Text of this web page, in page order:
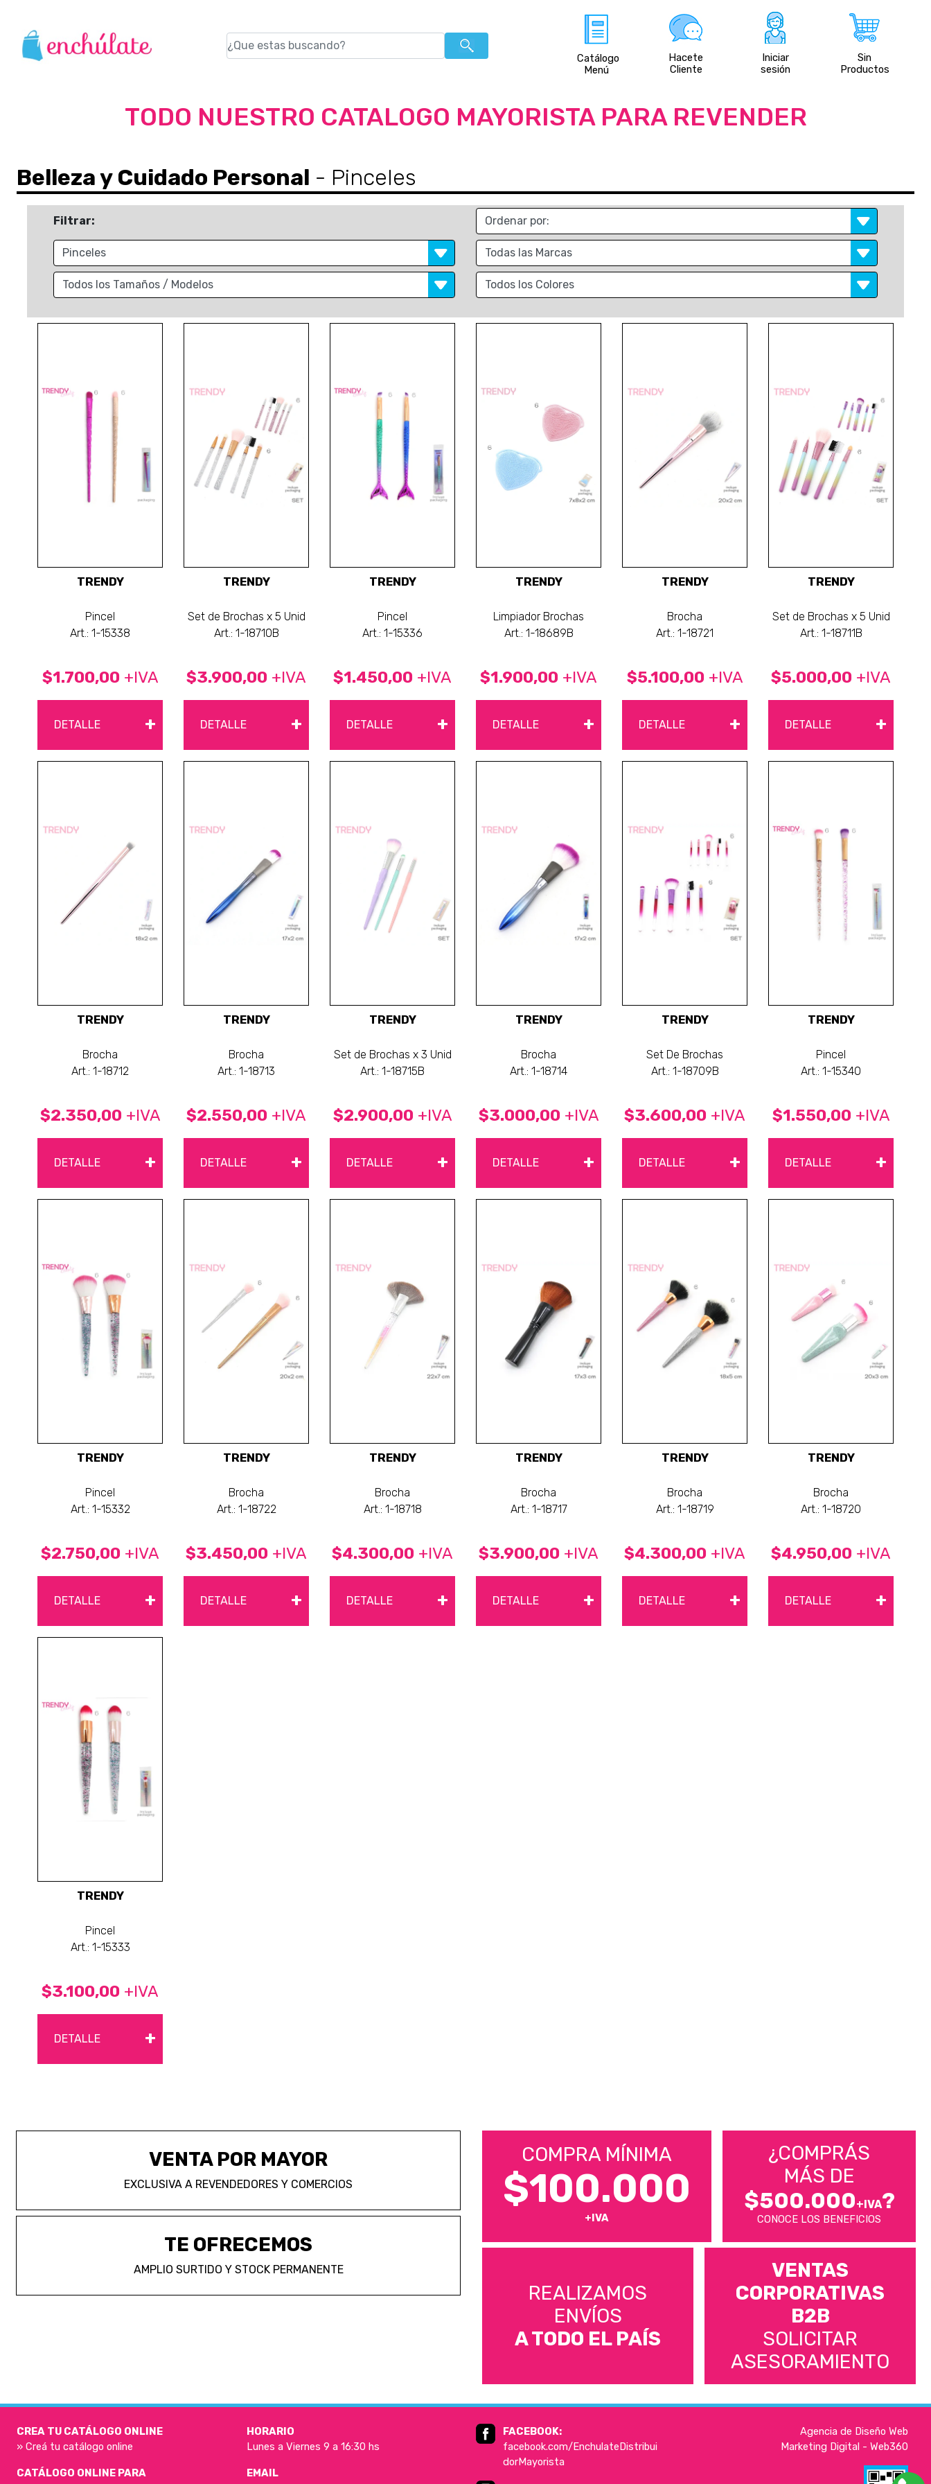
Catálogo
Menú
Hacete
Cliente
Iniciar
sesión
Sin
Productos
TODO NUESTRO CATALOGO MAYORISTA PARA REVENDER
Belleza y Cuidado Personal - Pinceles
Filtrar:
TRENDY
Pincel
Art.: 1-15338
$1.700,00 +IVA
DETALLE +
TRENDY
Set de Brochas x 5 Unid
Art.: 1-18710B
$3.900,00 +IVA
DETALLE +
TRENDY
Pincel
Art.: 1-15336
$1.450,00 +IVA
DETALLE +
TRENDY
Limpiador Brochas
Art.: 1-18689B
$1.900,00 +IVA
DETALLE +
TRENDY
Brocha
Art.: 1-18721
$5.100,00 +IVA
DETALLE +
TRENDY
Set de Brochas x 5 Unid
Art.: 1-18711B
$5.000,00 +IVA
DETALLE +
TRENDY
Brocha
Art.: 1-18712
$2.350,00 +IVA
DETALLE +
TRENDY
Brocha
Art.: 1-18713
$2.550,00 +IVA
DETALLE +
TRENDY
Set de Brochas x 3 Unid
Art.: 1-18715B
$2.900,00 +IVA
DETALLE +
TRENDY
Brocha
Art.: 1-18714
$3.000,00 +IVA
DETALLE +
TRENDY
Set De Brochas
Art.: 1-18709B
$3.600,00 +IVA
DETALLE +
TRENDY
Pincel
Art.: 1-15340
$1.550,00 +IVA
DETALLE +
TRENDY
Pincel
Art.: 1-15332
$2.750,00 +IVA
DETALLE +
TRENDY
Brocha
Art.: 1-18722
$3.450,00 +IVA
DETALLE +
TRENDY
Brocha
Art.: 1-18718
$4.300,00 +IVA
DETALLE +
TRENDY
Brocha
Art.: 1-18717
$3.900,00 +IVA
DETALLE +
TRENDY
Brocha
Art.: 1-18719
$4.300,00 +IVA
DETALLE +
TRENDY
Brocha
Art.: 1-18720
$4.950,00 +IVA
DETALLE +
TRENDY
Pincel
Art.: 1-15333
$3.100,00 +IVA
DETALLE +
VENTA POR MAYOR
EXCLUSIVA A REVENDEDORES Y COMERCIOS
TE OFRECEMOS
AMPLIO SURTIDO Y STOCK PERMANENTE
COMPRA MÍNIMA
$100.000
+IVA
¿COMPRÁS
MÁS DE
$500.000+IVA?
CONOCE LOS BENEFICIOS
REALIZAMOS
ENVÍOS
A TODO EL PAÍS
VENTAS
CORPORATIVAS
B2B
SOLICITAR
ASESORAMIENTO
CREA TU CATÁLOGO ONLINE
» Creá tu catálogo online
CATÁLOGO ONLINE PARA
HORARIO
Lunes a Viernes 9 a 16:30 hs
EMAIL
FACEBOOK:
facebook.com/EnchulateDistribui
dorMayorista
Agencia de Diseño Web
Marketing Digital - Web360